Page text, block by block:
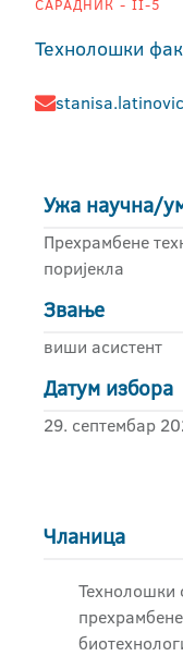
САРАДНИК - II-5
Технолошки
Ужа научна/
Прехрамбене
поријекла
Звање
виши асистент
Датум избора
29. септембар
Чланица
Технолошки